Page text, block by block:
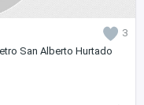
3
San Alberto Hurtado